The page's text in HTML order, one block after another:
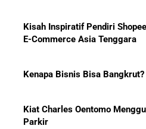
Baliknya
Hadiah
Kisah Inspiratif Pendiri
E-Commerce Asia Tenggara
Kenapa Bisnis Bisa Bangkrut?
Kiat Charles Oentomo
Parkir